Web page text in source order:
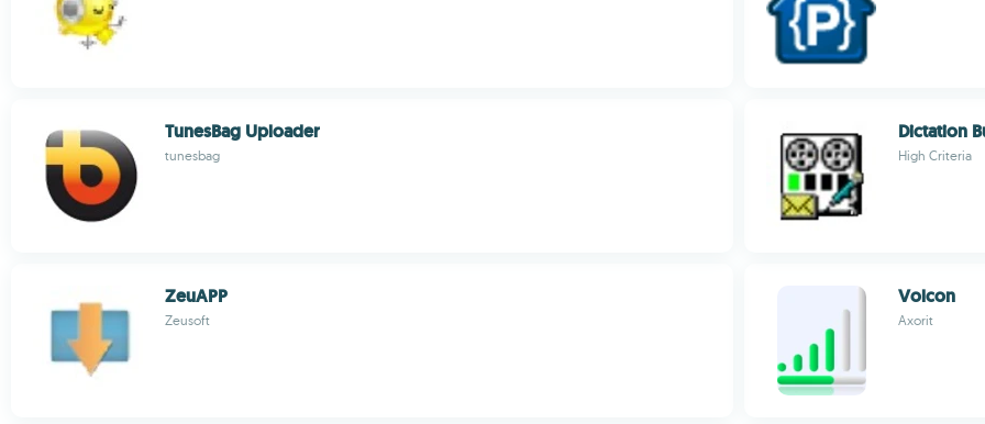
TunesBag Uploader
tunesbag
Dictation
High Criteria
ZeuAPP
Zeusoft
Volcon
Axorit